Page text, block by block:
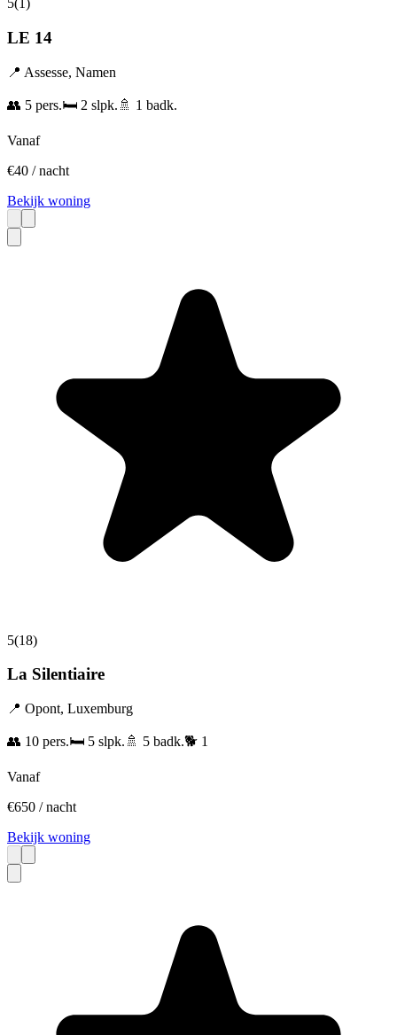
5( )
LE 14
📍 Assesse, Namen
👥 5 pers.🛏️ 2 slpk. 🚿 1 badk.
Vanaf
€40 / nacht
Bekijk woning
5(18)
La Silentiaire
📍 Opont, Luxemburg
👥 10 pers.🛏️ 5 slpk. 🚿 5 badk.🐕 1
Vanaf
€650 / nacht
Bekijk woning